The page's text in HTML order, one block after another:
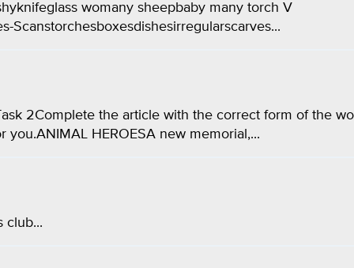
womany sheepbaby many torch V
Scanstorchesboxesdishesirregularscarves...
2Complete the article with the correct form of the
HEROESA new memorial,...
club...